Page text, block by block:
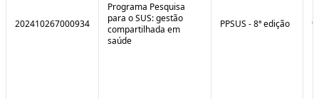
202410267000934
Programa Pesquisa
para o SUS: gestão
compartilhada em
saúde
PPSUS - 8ª edição